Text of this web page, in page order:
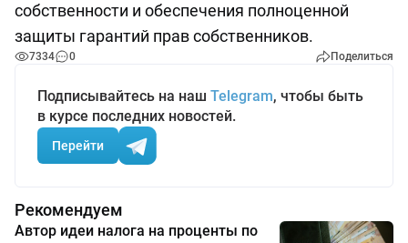
собственности и обеспечения полноценной
защиты гарантий прав собственников.
7334 0 Поделиться
Подписывайтесь на наш Telegram, чтобы быть
в курсе последних новостей.
Перейти
Рекомендуем
Автор идеи налога на проценты по